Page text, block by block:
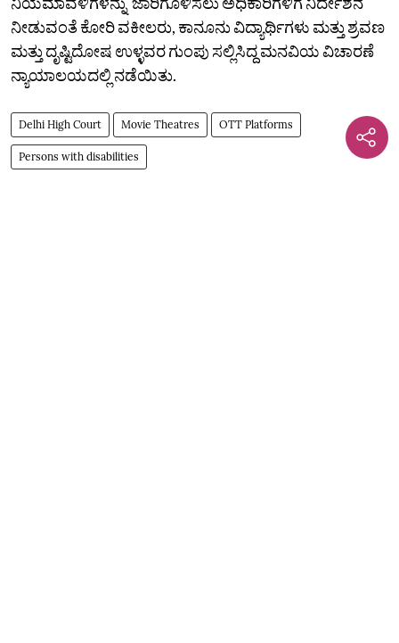
ನೀಡುವಂತೆ ಕೋರಿ ವಕೀಲರು, ಕಾನೂನು ವಿದ್ಯಾರ್ಥಿಗಳು ಮತ್ತು ಶ್ರವಣ
ಮತ್ತು ದೃಷ್ಟಿದೋಷ ಉಳ್ಳವರ ಗುಂಪು ಸಲ್ಲಿಸಿದ್ದ ಮನವಿಯ ವಿಚಾರಣೆ
ನ್ಯಾಯಾಲಯದಲ್ಲಿ ನಡೆಯಿತು.
Delhi High Court Movie Theatres OTT Platforms
Persons with disabilities